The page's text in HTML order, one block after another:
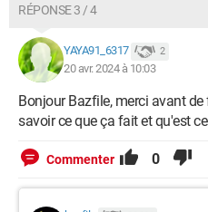
RÉPONSE 3 / 4
YAYA91_6317 2
20 avr. 2024 à 10:03
Bonjour Bazfile, merci avant
savoir ce que ça fait et qu'est
Commenter 0